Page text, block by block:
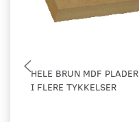
HELE BRUN MDF PLADER
I FLERE TYKKELSER